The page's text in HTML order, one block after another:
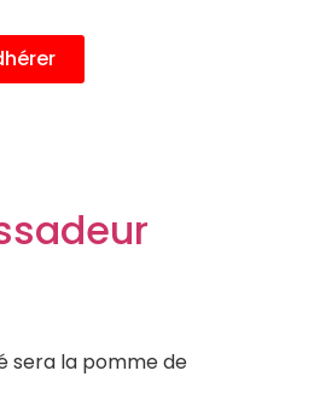
sera la pomme de